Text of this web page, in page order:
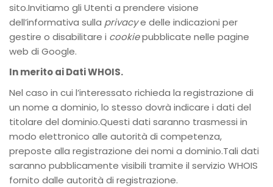
sito.Invitiamo gli Utenti a prendere visione
dell’informativa sulla privacye delle indicazioni per
gestire o disabilitare i cookiepubblicate nelle pagine
web di Google.
In merito ai Dati WHOIS.
Nel caso in cui l’interessato richieda la registrazione di
un nome a dominio, lo stesso dovrà indicare i dati del
titolare del dominio.Questi dati saranno trasmessi in
modo elettronico alle autorità di competenza,
preposte alla registrazione dei nomi a dominio.Tali dati
saranno pubblicamente visibili tramite il servizio WHOIS
fornito dalle autorità di registrazione.